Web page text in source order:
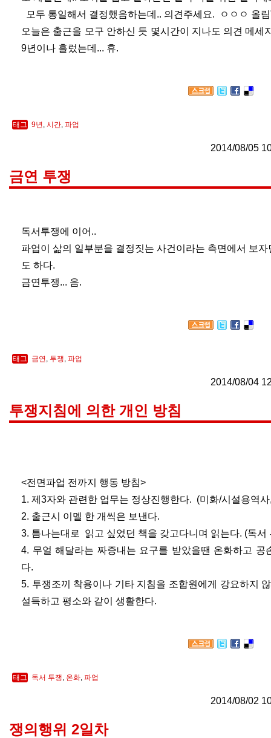
모두 통일해서 결정했음하는데.. 의견주세요. ㅇㅇㅇ 올
오늘은 출근을 모구 안하신 듯 몇시간이 지나도 의견 메
9년이나 흘렀는데... 휴.
태그 9년 ,시간,파업
2014/08/05
금연 투쟁
독서투쟁에 이어..
파업이 삶의 일부분을 결정짓는 사건이라는 측면에서 보
도 하다.
금연투쟁... 음.
태그 금연 , 투쟁,파업
2014/08/04
투쟁지침에 의한 개인 방침
<전면파업 전까지 행동 방침>
1. 제3자와 관련한 업무는 정상진행한다. (미화/시설용역
2. 출근시 이멜 한 개씩은 보낸다.
3. 틈나는대로 읽고 싶었던 책을 갖고다니며 읽는다. (독서
4. 무얼 해달라는 짜증내는 요구를 받았을땐 온화하고 공
다.
5. 투쟁조끼 착용이나 기타 지침을 조합원에게 강요하지
설득하고 평소와 같이 생활한다.
태그 독서 투쟁, 온화,파업
2014/08/02
쟁의행위 2일차